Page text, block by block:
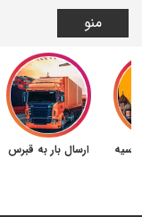
منو
ارسال بار به قبرس